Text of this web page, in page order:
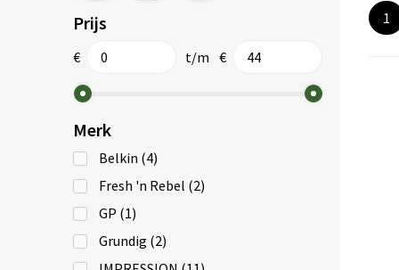
Prijs
€ t/m €
Merk
Belkin (4)
Fresh 'n Rebel (2)
GP (1)
Grundig (2)
1